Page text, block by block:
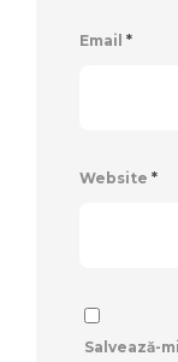
Email *
Website *
Salvează-